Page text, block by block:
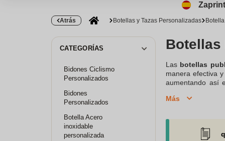
Atrás Botellas y Tazas Personalizadas
CATEGORÍAS
Bidones Ciclismo
Personalizados
Bidones
Personalizados
Botella Acero
inoxidable
personalizada
Las botellas
manera efectiva
aumentando así
para eventos
mensaje de tu
transportables,
se
Más